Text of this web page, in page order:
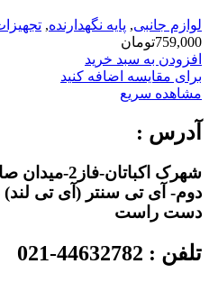
لوازم جانبی, پایه نگهدارنده,
759,000تومان
افزودن به سبد خرید
برای مقایسه اضافه کنید
مشاهده سریع
آدرس :
شهرک
دوم- آی تی سنتر (آی تی لند)
دست راست
تلفن : 44632782-021